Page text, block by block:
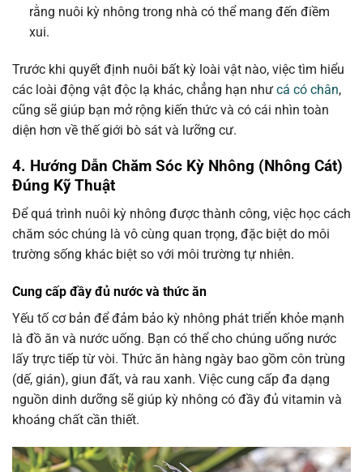
rằng nuôi kỳ nhông trong nhà có thể mang đến điềm
xui.
Trước khi quyết định nuôi bất kỳ loài vật nào, việc tìm hiểu
các loài động vật độc lạ khác, chẳng hạn như cá có chân,
cũng sẽ giúp bạn mở rộng kiến thức và có cái nhìn toàn
diện hơn về thế giới bò sát và lưỡng cư.
4. Hướng Dẫn Chăm Sóc Kỳ Nhông (Nhông Cát)
Đúng Kỹ Thuật
Để quá trình nuôi kỳ nhông được thành công, việc học cách
chăm sóc chúng là vô cùng quan trọng, đặc biệt do môi
trường sống khác biệt so với môi trường tự nhiên.
Cung cấp đầy đủ nước và thức ăn
Yếu tố cơ bản để đảm bảo kỳ nhông phát triển khỏe mạnh
là đồ ăn và nước uống. Bạn có thể cho chúng uống nước
lấy trực tiếp từ vòi. Thức ăn hàng ngày bao gồm côn trùng
(dế, gián), giun đất, và rau xanh. Việc cung cấp đa dạng
nguồn dinh dưỡng sẽ giúp kỳ nhông có đầy đủ vitamin và
khoáng chất cần thiết.